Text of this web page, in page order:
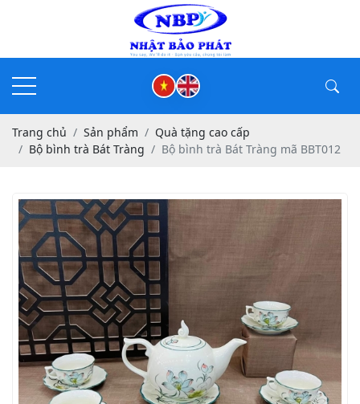
Trang chủ Sản phẩm
Quà tặng cao cấp
Bộ bình trà Bát Tràng
Bộ bình trà Bát Tràng mã BBT012